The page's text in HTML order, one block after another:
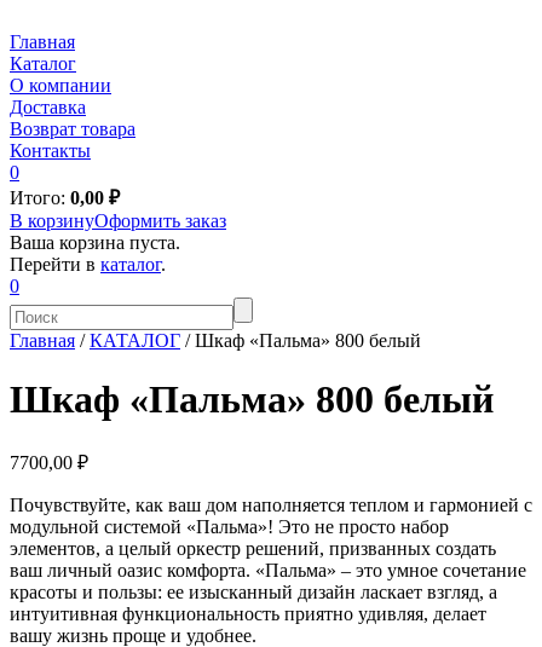
Главная
Каталог
О компании
Доставка
Возврат товара
Контакты
0
Итого: 0,00 ₽
В корзинуОформить заказ
Ваша корзина пуста.
Перейти в каталог.
0
Главная / КАТАЛОГ / Шкаф «Пальма» 800 белый
Шкаф «Пальма» 800 белый
7700,00 ₽
Почувствуйте, как ваш дом наполняется теплом и гармонией с
модульной системой «Пальма»! Это не просто набор
элементов, а целый оркестр решений, призванных создать
ваш личный оазис комфорта. «Пальма» – это умное сочетание
красоты и пользы: ее изысканный дизайн ласкает взгляд, а
интуитивная функциональность приятно удивляя, делает
вашу жизнь проще и удобнее.